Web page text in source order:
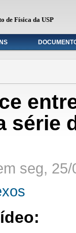
de Física da USP
série
seg,